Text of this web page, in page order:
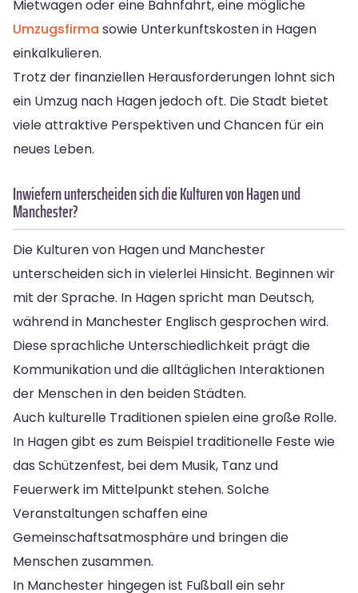
Mietwagen oder eine Bahnfahrt, eine mögliche
Umzugsfirma sowie Unterkunftskosten in Hagen
einkalkulieren.
Trotz der finanziellen Herausforderungen lohnt sich
ein Umzug nach Hagen jedoch oft. Die Stadt bietet
viele attraktive Perspektiven und Chancen für ein
neues Leben.
Inwiefern unterscheiden sich die Kulturen von Hagen und
Manchester?
Die Kulturen von Hagen und Manchester
unterscheiden sich in vielerlei Hinsicht. Beginnen wir
mit der Sprache. In Hagen spricht man Deutsch,
während in Manchester Englisch gesprochen wird.
Diese sprachliche Unterschiedlichkeit prägt die
Kommunikation und die alltäglichen Interaktionen
der Menschen in den beiden Städten.
Auch kulturelle Traditionen spielen eine große Rolle.
In Hagen gibt es zum Beispiel traditionelle Feste wie
das Schützenfest, bei dem Musik, Tanz und
Feuerwerk im Mittelpunkt stehen. Solche
Veranstaltungen schaffen eine
Gemeinschaftsatmosphäre und bringen die
Menschen zusammen.
In Manchester hingegen ist Fußball ein sehr